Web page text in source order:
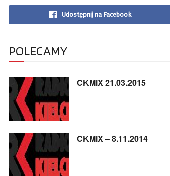
Udostępnij na Facebook
POLECAMY
CKMiX 21.03.2015
CKMiX – 8.11.2014